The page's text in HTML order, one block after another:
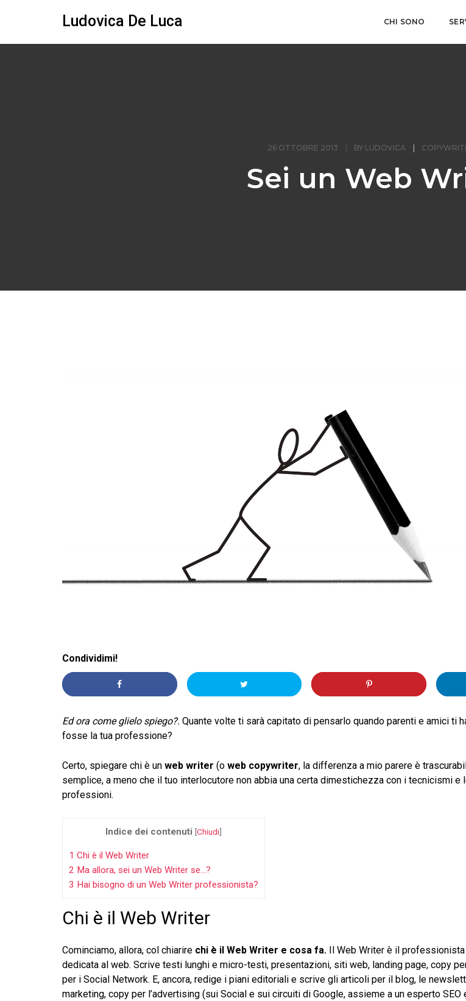
Ludovica De Luca CHI SONO
26 OTTOBRE 2013 BY LUDOVICA
Sei un Web
Condividimi!
Ed ora come glielo spiego?. Quante volte ti sarà capitato di pensarlo quando parenti e amici ti
fosse la tua professione?
Certo, spiegare chi è un web writer (o web copywriter, la differenza a mio parere è
semplice, a meno che il tuo interlocutore non abbia una certa dimestichezza con i tecnicismi e
professioni.
Indice dei contenuti [Chiudi]
1 Chi è il Web Writer
2 Ma allora, sei un Web Writer se…?
3 Hai bisogno di un Web Writer professionista?
Chi è il Web Writer
Cominciamo, allora, col chiarire chi è il Web Writer e cosa fa.
Il Web Writer è il
dedicata al web. Scrive testi lunghi e micro-testi, presentazioni, siti web, landing page, copy
per i Social Network. E, ancora, redige i piani editoriali e scrive gli articoli per il blog, le
marketing, copy per l’advertising (sui Social e sui circuiti di Google, assieme a un esperto SEO